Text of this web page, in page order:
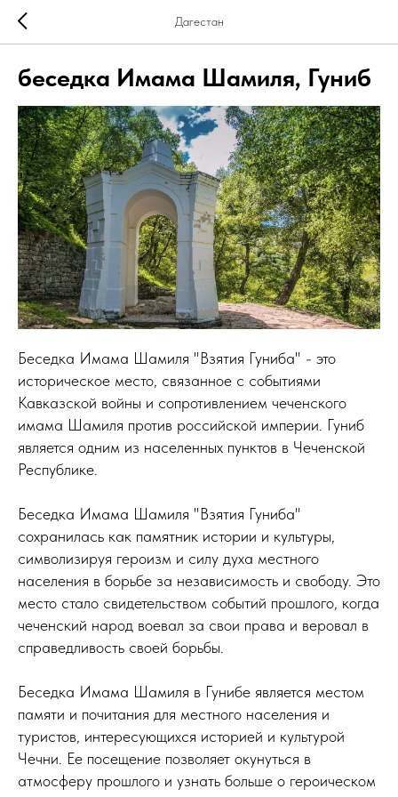
Дагестан
беседка Имама Шамиля, Гуниб
Беседка Имама Шамиля "Взятия Гуниба" - это
историческое место, связанное с событиями
Кавказской войны и сопротивлением чеченского
имама Шамиля против российской империи. Гуниб
является одним из населенных пунктов в Чеченской
Республике.
Беседка Имама Шамиля "Взятия Гуниба"
сохранилась как памятник истории и культуры,
символизируя героизм и силу духа местного
населения в борьбе за независимость и свободу. Это
место стало свидетельством событий прошлого, когда
чеченский народ воевал за свои права и веровал в
справедливость своей борьбы.
Беседка Имама Шамиля в Гунибе является местом
памяти и почитания для местного населения и
туристов, интересующихся историей и культурой
Чечни. Ее посещение позволяет окунуться в
атмосферу прошлого и узнать больше о героическом